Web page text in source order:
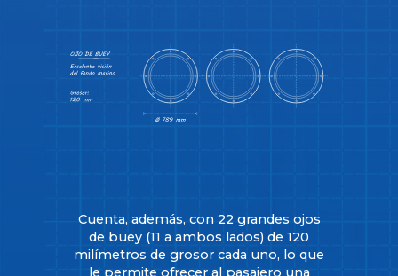
Cuenta, además, con 22 grandes ojos
de buey (11 a ambos lados) de 120
milímetros de grosor cada uno, lo que
le permite ofrecer al pasajero una